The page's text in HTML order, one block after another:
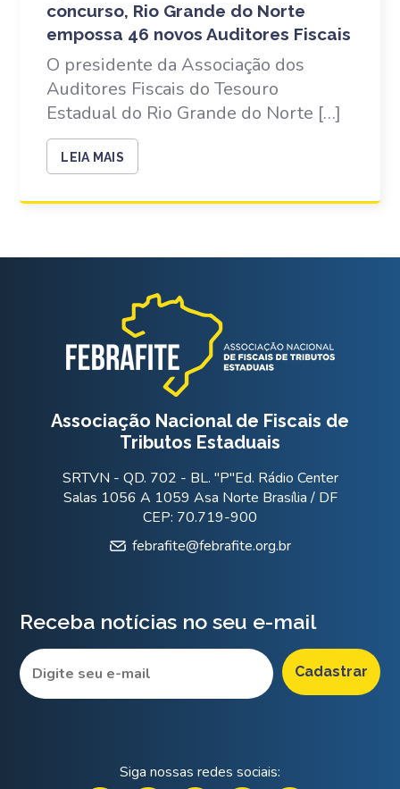
concurso, Rio Grande do Norte
empossa 46 novos Auditores Fiscais
O presidente da Associação dos
Auditores Fiscais do Tesouro
Estadual do Rio Grande do Norte […]
LEIA MAIS
Associação Nacional de Fiscais de
Tributos Estaduais
SRTVN - QD. 702 - BL. "P"Ed. Rádio Center
Salas 1056 A 1059 Asa Norte Brasília / DF
CEP: 70.719-900
febrafite@febrafite.org.br
Receba notícias no seu e-mail
Siga nossas redes sociais: